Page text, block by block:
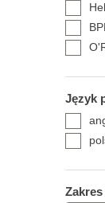
Język